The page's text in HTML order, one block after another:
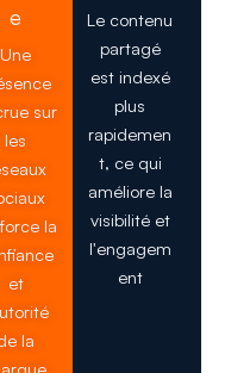
e
Une
sur
les
la
et
la
Le contenu
partagé
est indexé
plus
rapidemen
t, ce qui
améliore la
visibilité et
l'engagem
ent